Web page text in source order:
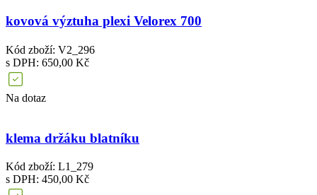
kovová výztuha plexi Velorex 700
Kód zboží: V2_296
s DPH: 650,00 Kč
Na dotaz
klema držáku blatníku
Kód zboží: L1_279
s DPH: 450,00 Kč